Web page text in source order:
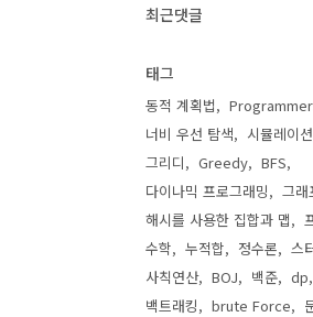
최근댓글
태그
동적 계획법
너비 우선 탐색
시뮬레이션
그리디
Greedy
BFS
다이나믹 프로그래밍
그래
해시를 사용한 집합과 맵
수학
누적합 정수론
스
사칙연산
BOJ 백준 dp
백트래킹
brute Force